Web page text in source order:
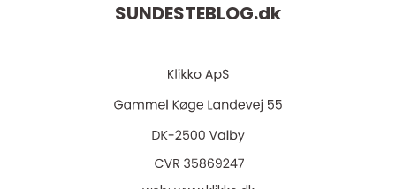
SUNDESTEBLOG.dk